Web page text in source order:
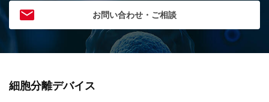
お問い合わせ・ご相談
細胞分離デバイス